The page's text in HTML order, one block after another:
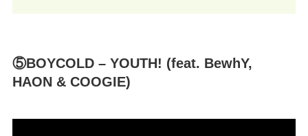
⑤BOYCOLD – YOUTH! (feat. BewhY,
HAON & COOGIE)